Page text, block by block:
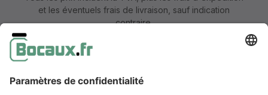
et les éventuels frais de livraison, sauf indication
contraire.
Information & formulaire de rétractation